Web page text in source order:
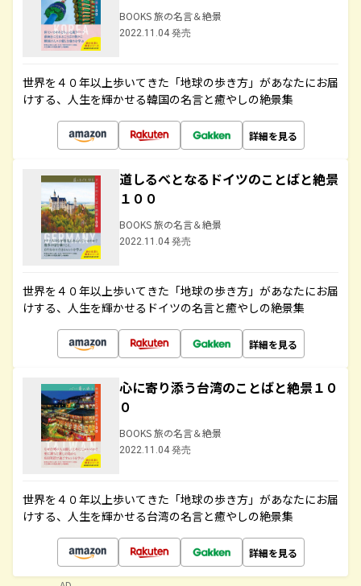
BOOKS 旅の名言＆絶景
2022.11.04 発売
世界を４０年以上歩いてきた「地球の歩き方」があなたにお届
けする、人生を輝かせる韓国の名言と癒やしの絶景集
詳細を見る
道しるべとなるドイツのことばと絶景
１００
BOOKS 旅の名言＆絶景
2022.11.04 発売
世界を４０年以上歩いてきた「地球の歩き方」があなたにお届
けする、人生を輝かせるドイツの名言と癒やしの絶景集
詳細を見る
心に寄り添う台湾のことばと絶景１０
０
BOOKS 旅の名言＆絶景
2022.11.04 発売
世界を４０年以上歩いてきた「地球の歩き方」があなたにお届
けする、人生を輝かせる台湾の名言と癒やしの絶景集
詳細を見る